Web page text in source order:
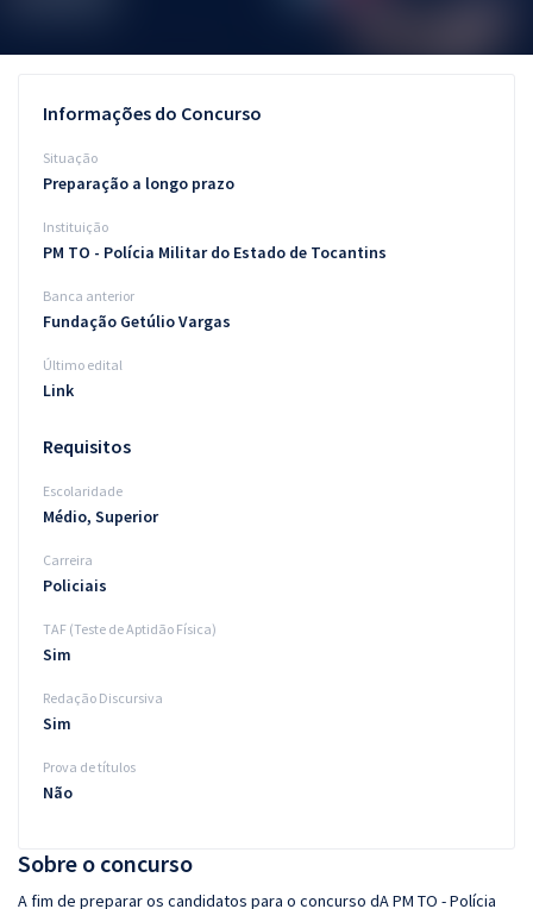
Conteúdo gratuito
Blog
Sobre o concurso
A fim de preparar os candidatos para o concurso dA PM TO - Polícia
Informações do Concurso
Situação
Preparação a longo prazo
Instituição
PM TO - Polícia Militar do Estado de Tocantins
Banca anterior
Fundação Getúlio Vargas
Último edital
Link
Requisitos
Escolaridade
Médio, Superior
Carreira
Policiais
TAF (Teste de Aptidão Física)
Sim
Redação Discursiva
Sim
Prova de títulos
Não